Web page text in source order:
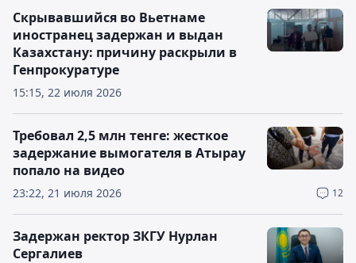
15:15, 22 июля 2026
Скрывавшийся во Вьетнаме
иностранец задержан и выдан
Казахстану: причину раскрыли в
Генпрокуратуре
23:22, 21 июля 2026 12
Требовал 2,5 млн тенге: жесткое
задержание вымогателя в Атырау
попало на видео
Задержан ректор ЗКГУ Нурлан
Сергалиев